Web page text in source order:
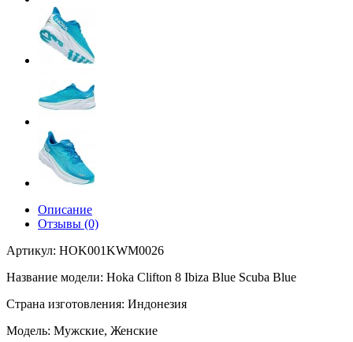
Описание
Отзывы (0)
Артикул: HOK001KWM0026
Название модели: Hoka Clifton 8 Ibiza Blue Scuba Blue
Страна изготовления: Индонезия
Модель: Мужские, Женские